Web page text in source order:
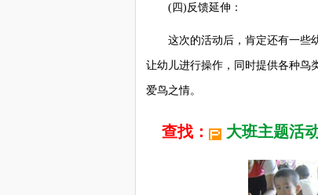
(四)反馈延伸：
这次的活动后，肯定还有一些幼
让幼儿进行操作，同时提供各种鸟
爱鸟之情。
查找： 大班主题活